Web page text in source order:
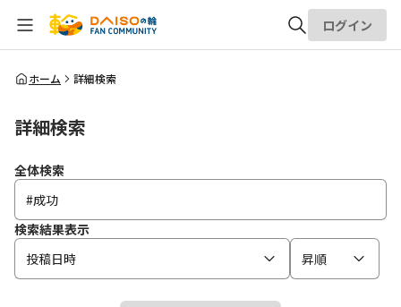
全体検索
ログイン
ホーム 詳細検索
詳細検索
全体検索
検索結果表示
投稿日時
昇順